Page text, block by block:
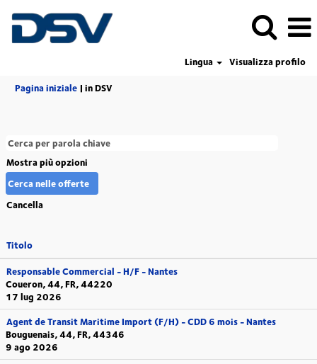
Lingua
Visualizza profilo
Pagina iniziale | in DSV(pagina
Mostra più opzioni
Cancella
Titolo
Responsable Commercial - H/F - Nantes
Coueron, 44, FR, 44220
17 lug 2026
Agent de Transit Maritime Import (F/H) - CDD 6 mois - Nantes
Bouguenais, 44, FR, 44346
9 ago 2026